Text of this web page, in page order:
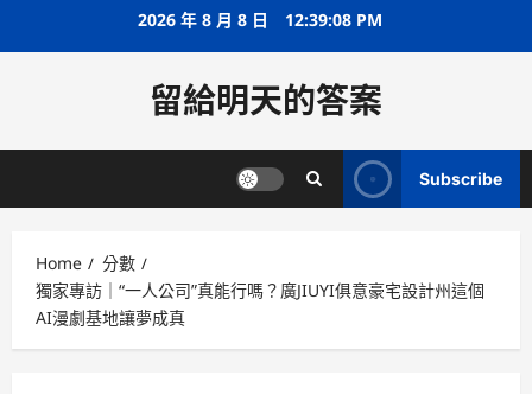
2026 年 8 月 8 日 12:39:08 PM
留給明天的答案
Subscribe
Home
分數
獨家專訪｜“一人公司”真能行嗎？廣JIUYI俱意豪宅設計州這個
AI漫劇基地讓夢成真